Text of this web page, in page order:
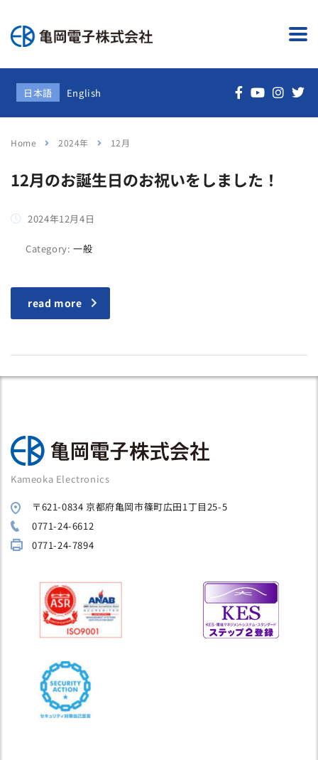
日本語 English
Home 2024年 12月
12月のお誕生日のお祝いをしました！
2024年12月4日
Category: 一般
read more
Kameoka Electronics
〒621-0834 京都府亀岡市篠町広田1丁目25-5
0771-24-6612
0771-24-7894